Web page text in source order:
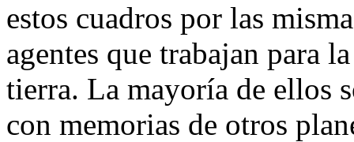
estos cuadros por las
agentes que trabajan para
tierra. La mayoría de ellos
con memorias de otros